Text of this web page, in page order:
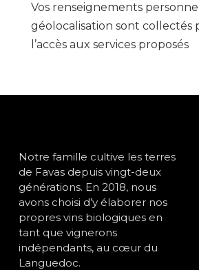
Vos renseignements
géolocalisation sont collectés
l’accès aux services proposés
Notre famille cultive les terres
de Favas depuis vingt-deux
générations. En 2018, nous
avons choisi d’y élaborer nos
propres vins biologiques en
tant que vignerons
indépendants, au cœur du
Languedoc.